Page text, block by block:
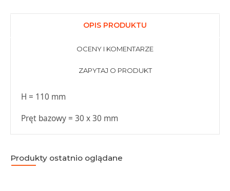
OPIS PRODUKTU
OCENY I KOMENTARZE
ZAPYTAJ O PRODUKT
H = 110 mm
Pręt bazowy = 30 x 30 mm
Produkty ostatnio oglądane